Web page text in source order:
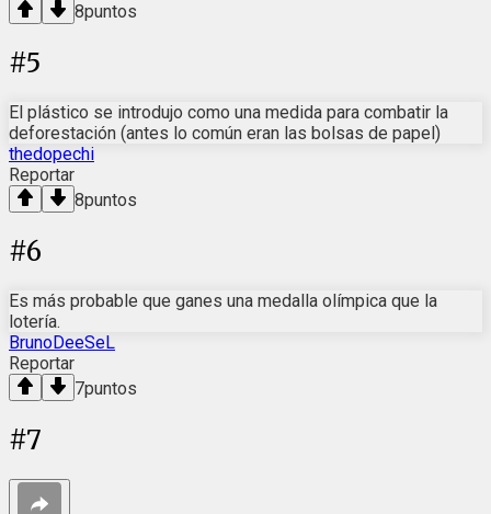
8puntos
#5
El plástico se introdujo como una medida para combatir la
deforestación (antes lo común eran las bolsas de papel)
thedopechi
Reportar
8puntos
#6
Es más probable que ganes una medalla olímpica que la
lotería.
BrunoDeeSeL
Reportar
7puntos
#7